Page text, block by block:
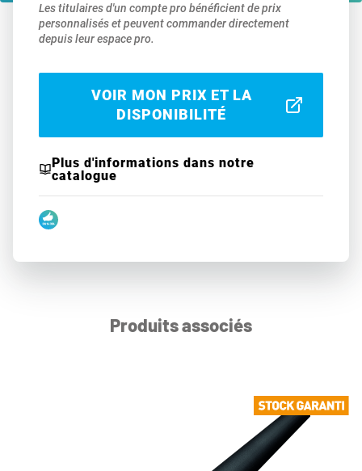
Les titulaires d'un compte pro bénéficient de prix
personnalisés et peuvent commander directement
depuis leur espace pro.
VOIR MON PRIX ET LA
DISPONIBILITÉ
Plus d'informations dans notre
catalogue
Produits associés